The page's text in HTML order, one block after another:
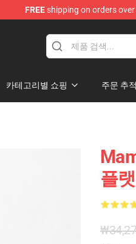
FREEshipping on orders
카테고리별 쇼핑 주문 추적
플